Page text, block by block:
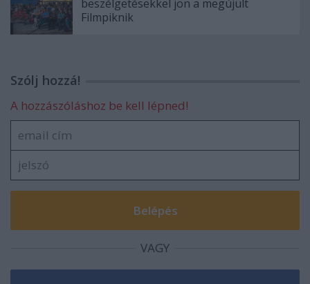
beszélgetésekkel jön a megújult
Filmpiknik
Szólj hozzá!
A hozzászóláshoz be kell lépned!
VAGY